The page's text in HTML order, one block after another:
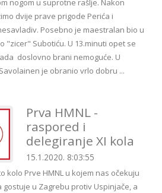
nogom u suprotne rašlje. Nakon
dvije prave prigode Perića i
Posebno je maestralan bio u
"zicer" Subotiću. U 13.minuti opet se
doslovno brani nemoguće. U
je obranio vrlo dobru ...
Prva HMNL -
raspored i
delegiranje XI kola
15.1.2020. 8:03:55
kolo Prve HMNL u kojem nas očekuju
gostuje u Zagrebu protiv Uspinjače, a